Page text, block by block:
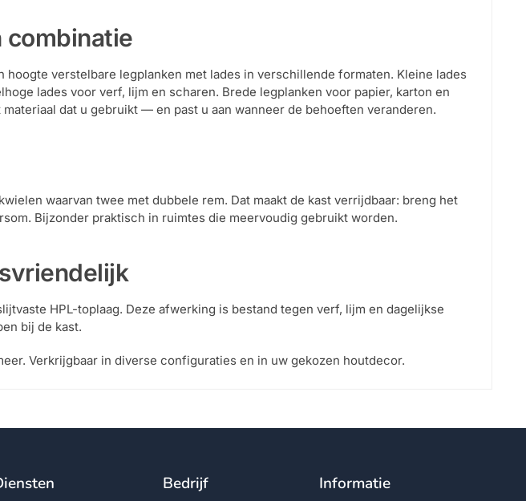
combinatie
hoogte verstelbare legplanken met lades in verschillende formaten. Kleine lades
lades voor verf, lijm en scharen. Brede legplanken voor papier, karton en
dat u gebruikt — en past u aan wanneer de behoeften veranderen.
waarvan twee met dubbele rem. Dat maakt de kast verrijdbaar: breng het
Bijzonder praktisch in ruimtes die meervoudig gebruikt worden.
HPL-toplaag. Deze afwerking is bestand tegen verf, lijm en dagelijkse
bij de kast.
Verkrijgbaar in diverse configuraties en in uw gekozen houtdecor.
Bedrijf Informatie